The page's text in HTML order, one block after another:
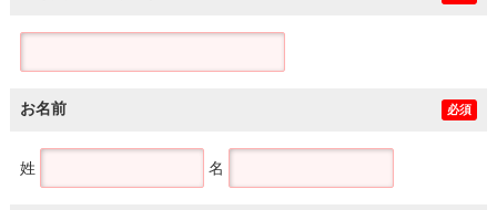
お名前 必須
姓 名